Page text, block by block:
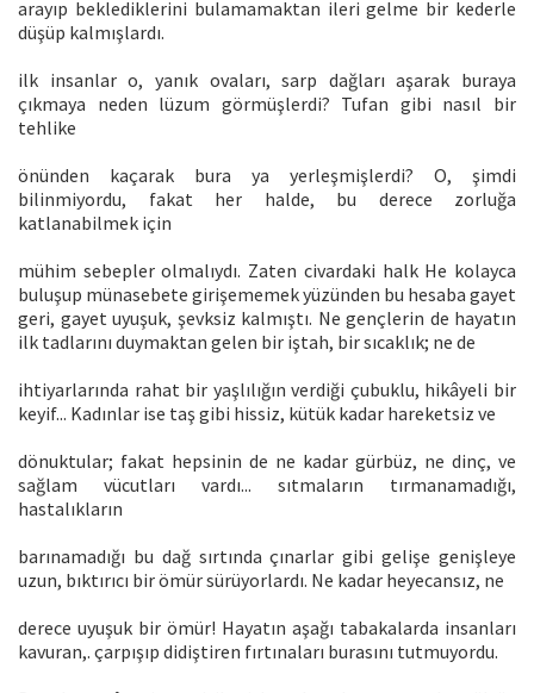
arayıp beklediklerini bulamamaktan ileri gelme bir kederle
düşüp kalmışlardı.
ilk insanlar o, yanık ovaları, sarp dağları aşarak buraya
çıkmaya neden lüzum görmüşlerdi? Tufan gibi nasıl bir
tehlike
önünden kaçarak bura ya yerleşmişlerdi? O, şimdi
bilinmiyordu, fakat her halde, bu derece zorluğa
katlanabilmek için
mühim sebepler olmalıydı. Zaten civardaki halk He kolayca
buluşup münasebete girişememek yüzünden bu hesaba gayet
geri, gayet uyuşuk, şevksiz kalmıştı. Ne gençlerin de hayatın
ilk tadlarını duymaktan gelen bir iştah, bir sıcaklık; ne de
ihtiyarlarında rahat bir yaşlılığın verdiği çubuklu, hikâyeli bir
keyif... Kadınlar ise taş gibi hissiz, kütük kadar hareketsiz ve
dönuktular; fakat hepsinin de ne kadar gürbüz, ne dinç, ve
sağlam vücutları vardı... sıtmaların tırmanamadığı,
hastalıkların
barınamadığı bu dağ sırtında çınarlar gibi gelişe genişleye
uzun, bıktırıcı bir ömür sürüyorlardı. Ne kadar heyecansız, ne
derece uyuşuk bir ömür! Hayatın aşağı tabakalarda insanları
kavuran,. çarpışıp didiştiren fırtınaları burasını tutmuyordu.